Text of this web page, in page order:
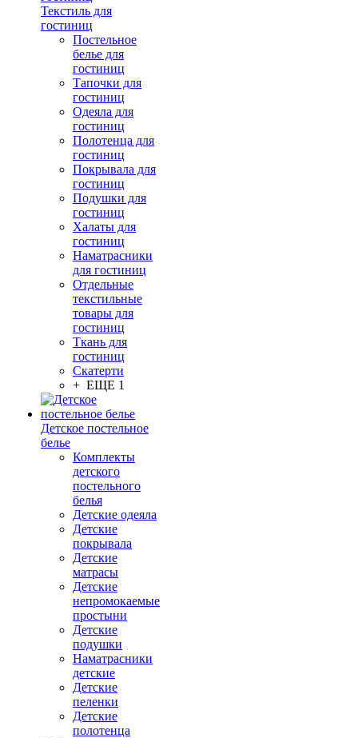
Текстиль для
гостиниц
Постельное
белье для
гостиниц
Тапочки для
гостиниц
Одеяла для
гостиниц
Полотенца для
гостиниц
Покрывала для
гостиниц
Подушки для
гостиниц
Халаты для
гостиниц
Наматрасники
для гостиниц
Отдельные
текстильные
товары для
гостиниц
Ткань для
гостиниц
Скатерти
+ ЕЩЕ 1
Детское постельное
белье
Комплекты
детского
постельного
белья
Детские одеяла
Детские
покрывала
Детские
матрасы
Детские
непромокаемые
простыни
Детские
подушки
Наматрасники
детские
Детские
пеленки
Детские
полотенца